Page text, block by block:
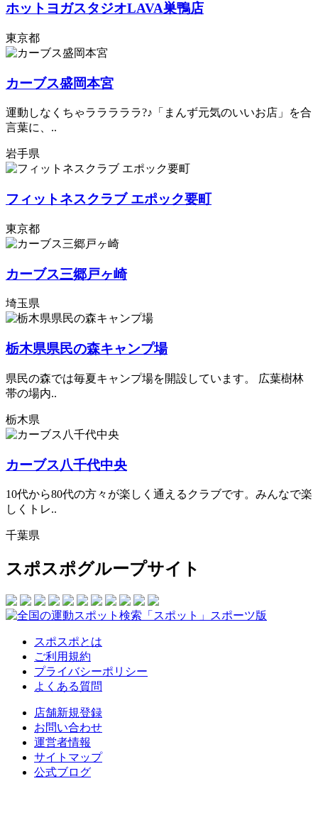
ホットヨガスタジオLAVA巣鴨店
東京都
カーブス盛岡本宮
運動しなくちゃラララララ?♪「まんず元気のいいお店」を合
言葉に、..
岩手県
フィットネスクラブ エポック要町
東京都
カーブス三郷戸ヶ崎
埼玉県
栃木県県民の森キャンプ場
県民の森では毎夏キャンプ場を開設しています。 広葉樹林
帯の場内..
栃木県
カーブス八千代中央
10代から80代の方々が楽しく通えるクラブです。みんなで楽
しくトレ..
千葉県
スポスポグループサイト
スポスポとは
ご利用規約
プライバシーポリシー
よくある質問
店舗新規登録
お問い合わせ
運営者情報
サイトマップ
公式ブログ